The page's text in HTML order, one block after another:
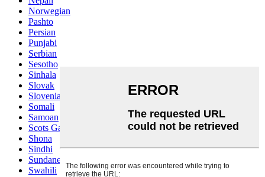
Norwegian
Pashto
Persian
Punjabi
Serbian
Sesotho
Sinhala
Slovak
Slovenian
Somali
Samoan
Scots Gaelic
Shona
Sindhi
Sundanese
Swahili